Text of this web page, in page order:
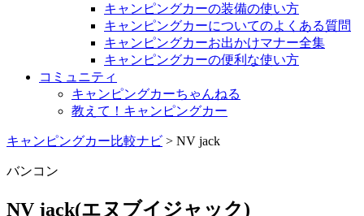
キャンピングカーの装備の使い方
キャンピングカーについてのよくある質問
キャンピングカーお出かけマナー全集
キャンピングカーの便利な使い方
コミュニティ
キャンピングカーちゃんねる
教えて！キャンピングカー
キャンピングカー比較ナビ > NV jack
バンコン
NV jack(エヌブイジャック)